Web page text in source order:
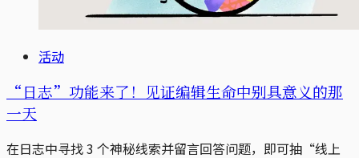
活动
“日志”功能来了！见证编辑生命中别具意义的那
一天
在日志中寻找 3 个神秘线索并留言回答问题，即可抽“线上